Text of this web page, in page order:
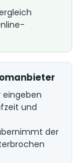
eingeben
und
der